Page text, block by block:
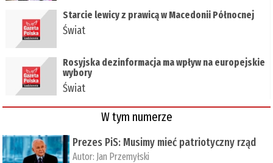
Starcie lewicy z prawicą w Macedonii Północnej
Świat
Rosyjska dezinformacja ma wpływ na europejskie
wybory
Świat
W tym numerze
Prezes PiS: Musimy mieć patriotyczny rząd
Autor: Jan Przemyłski